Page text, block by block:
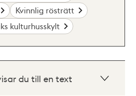
Kvinnlig rösträtt
kulturhusskylt
du till en text